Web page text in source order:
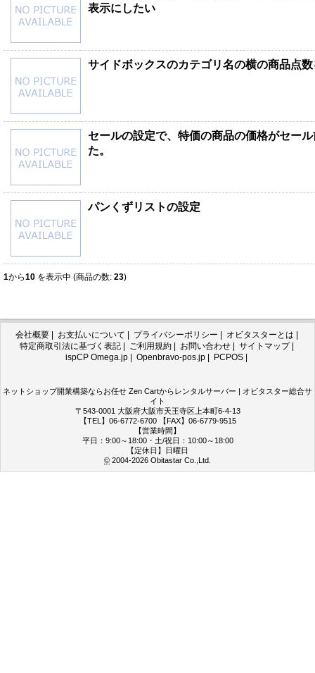
表示にしたい
サイドボックスのカテゴリ名の横の商品点
セールの設定で、特価の商品の価格がセー
た。
パンくずリストの設定
1から10 を表示中 (商品の数: 23)
会社概要| お支払いについて プライバシーポリシー オビタスターとは
特定商取引法に基づく表記| ご利用規約| お問い合わせ| サイトマップ|
ispCP Omega.jp
Openbravo-pos.jp PCPOS
ネットショップ開業構築ならお任せ Zen Cartからレンタルサーバー | オビタスター総合サ
イト
〒543-0001 大阪府大阪市天王寺区上本町6-4-13
【TEL】06-6772-6700 【FAX】06-6779-9515
【営業時間】
平日：9:00～18:00・土/祝日：10:00～18:00
【定休日】日曜日
© 2004-2026 Obitastar Co.,Ltd.